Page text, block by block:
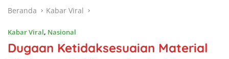
Beranda Kabar Viral
Kabar Viral, Nasional
Dugaan Ketidaksesuaian Material